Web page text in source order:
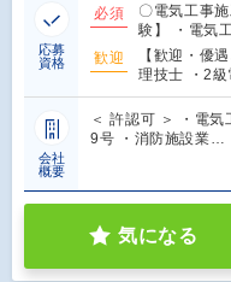
応募
資格
必須
〇電気工事
験】 ・電気
歓迎
【歓迎・優
理技士 ・2
会社
概要
＜ 許認可 ＞ ・電
9号 ・消防施設業…
気になる